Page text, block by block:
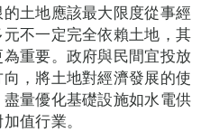
土地應該最大限度從事經
不一定完全依賴土地，其
重要。政府與民間宜投放
，將土地對經濟發展的使
量優化基礎設施如水電供
值行業。